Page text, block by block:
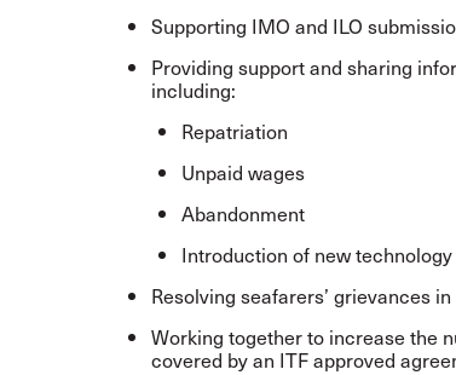
Supporting IMO and ILO
Providing support and sharing
including:
Repatriation
Unpaid wages
Abandonment
Introduction of new
Resolving seafarers’ grievances
Working together to increase the
covered by an ITF approved